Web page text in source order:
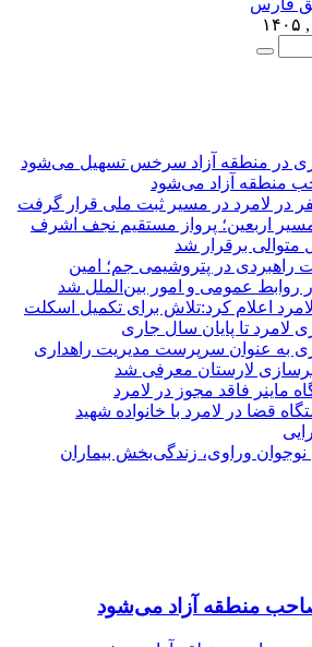
در منطقه آزاد سرخس تسهیل می‌شود
منطقه آزاد می‌شود
اربعین؛ پرواز مستقیم نجف اشرف
برقرار شد
راهبردی در پتروشیمی جم؛ امین
روابط عمومی و امور بین‌الملل شد
اعلام کرد:تلاش برای تکمیل اسکلت
لامرد تا پایان سال جاری
به عنوان سرپرست مدیریت راهداری
لارستان معرفی شد
قضا در لامرد با خانواده شهید
وراوی، زندگی‌بخش بیماران
منطقه آزاد می‌شود